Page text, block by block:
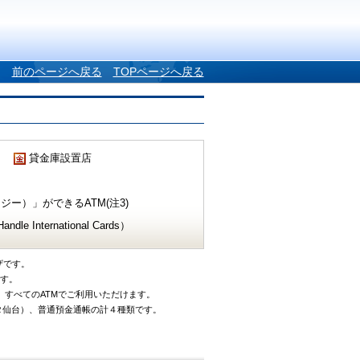
前のページへ戻る TOPページへ戻る
貸金庫設置店
ー）」ができるATM(注3)
International Cards）
す。
。
べてのATMでご利用いただけます。
台）、普通預金通帳の計４種類です。